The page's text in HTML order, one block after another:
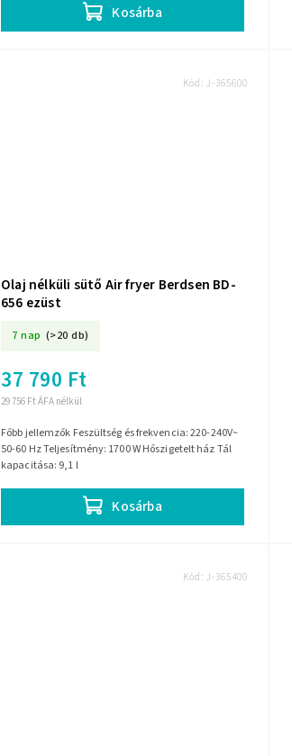
Kosárba
Olaj nélküli sütő Air fryer Berdsen BD-
656 ezüst
7 nap (>20 db)
29 756 Ft ÁFA nélkül
37 790 Ft
Kosárba
Főbb jellemzők Feszültség és frekvencia: 220-240V~
50-60 Hz Teljesítmény: 1700 W Hőszigetelt ház Tál
kapacitása: 9,1 l
Kód:J-365600
Kód:J-365400